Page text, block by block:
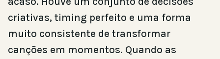
criativas, timing perfeito e uma forma
muito consistente de transformar
canções em momentos. Quando as